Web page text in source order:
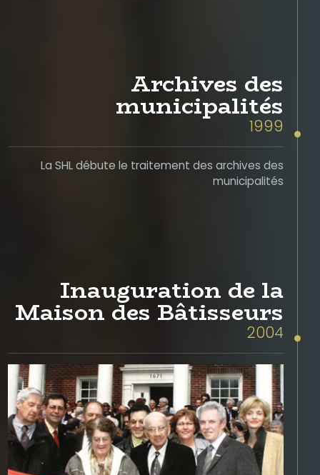
Archives des
municipalités
1999
La SHL débute le traitement des archives des
municipalités
Inauguration de la
Maison des Bâtisseurs
2004